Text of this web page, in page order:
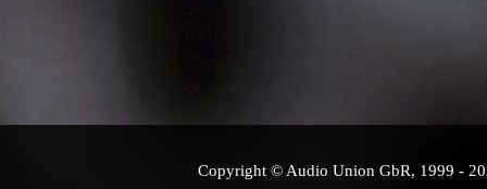
Copyright © Audio Union GbR, 1999 -